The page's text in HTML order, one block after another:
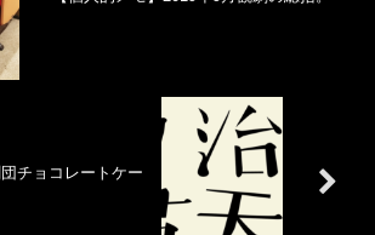
チョコレートケー